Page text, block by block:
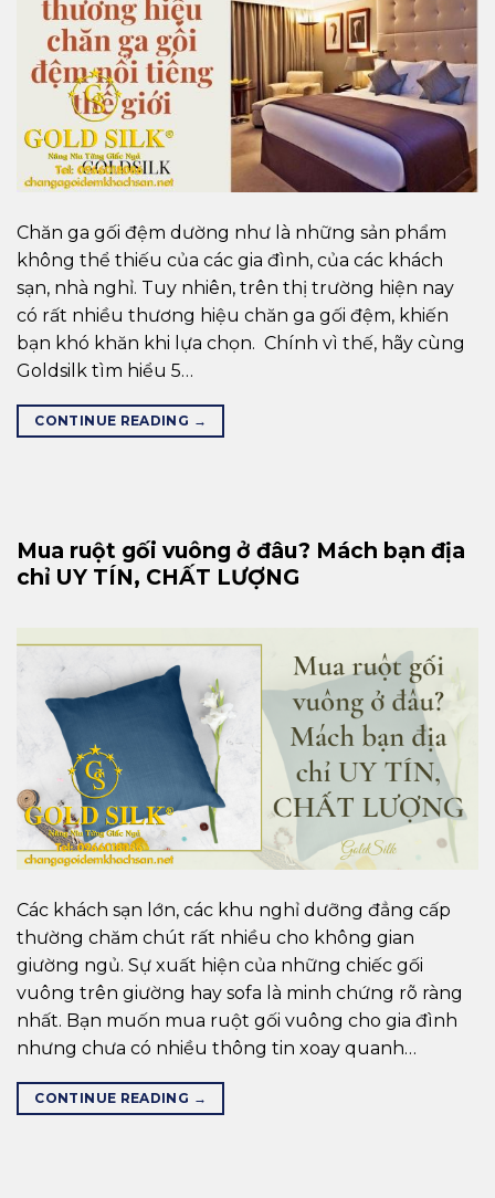
Chăn ga gối đệm dường như là những sản phẩm
không thể thiếu của các gia đình, của các khách
sạn, nhà nghỉ. Tuy nhiên, trên thị trường hiện nay
có rất nhiều thương hiệu chăn ga gối đệm, khiến
bạn khó khăn khi lựa chọn. Chính vì thế, hãy cùng
Goldsilk tìm hiểu 5…
CONTINUE READING →
Mua ruột gối vuông ở đâu? Mách bạn địa
chỉ UY TÍN, CHẤT LƯỢNG
Các khách sạn lớn, các khu nghỉ dưỡng đẳng cấp
thường chăm chút rất nhiều cho không gian
giường ngủ. Sự xuất hiện của những chiếc gối
vuông trên giường hay sofa là minh chứng rõ ràng
nhất. Bạn muốn mua ruột gối vuông cho gia đình
nhưng chưa có nhiều thông tin xoay quanh…
CONTINUE READING →